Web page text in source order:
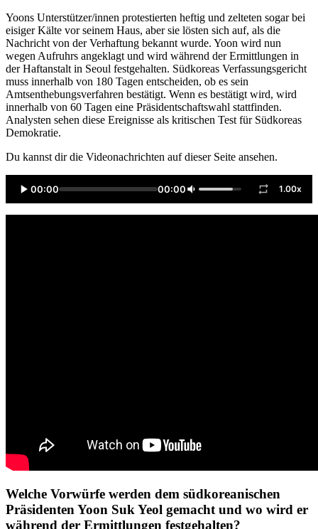
Yoons Unterstützer/innen protestierten heftig und zelteten sogar bei
eisiger Kälte vor seinem Haus, aber sie lösten sich auf, als die
Nachricht von der Verhaftung bekannt wurde. Yoon wird nun
wegen Aufruhrs angeklagt und wird während der Ermittlungen in
der Haftanstalt in Seoul festgehalten. Südkoreas Verfassungsgericht
muss innerhalb von 180 Tagen entscheiden, ob es sein
Amtsenthebungsverfahren bestätigt. Wenn es bestätigt wird, wird
innerhalb von 60 Tagen eine Präsidentschaftswahl stattfinden.
Analysten sehen diese Ereignisse als kritischen Test für Südkoreas
Demokratie.
Du kannst dir die Videonachrichten auf dieser Seite ansehen.
00:00 00:00 1.00x
Welche Vorwürfe werden dem südkoreanischen
Präsidenten Yoon Suk Yeol gemacht und wo wird er
während der Ermittlungen festgehalten?